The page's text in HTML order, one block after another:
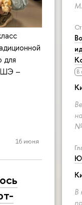
В
№
В
для
–
16 июня